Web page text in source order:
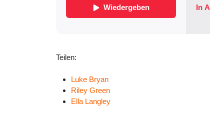
Teilen:
Luke Bryan
Riley Green
Ella Langley